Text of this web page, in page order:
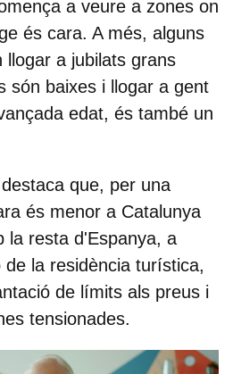
a veure a zones on
és cara. A més, alguns
llogar a jubilats grans
són baixes i llogar a gent
edat, és també un
que, per una
és menor a Catalunya
la resta d'Espanya, a
la residència turística,
de límits als preus i
tensionades.